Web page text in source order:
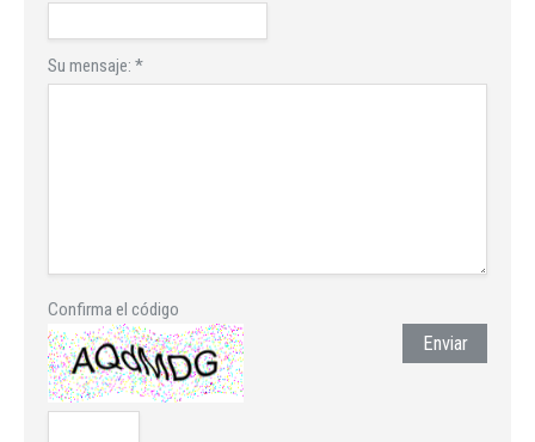
Su mensaje: *
Confirma el código
Enviar